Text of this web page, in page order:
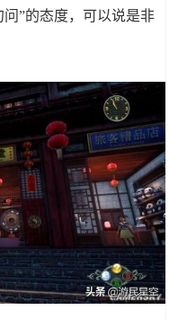
问”的态度，可以说是非